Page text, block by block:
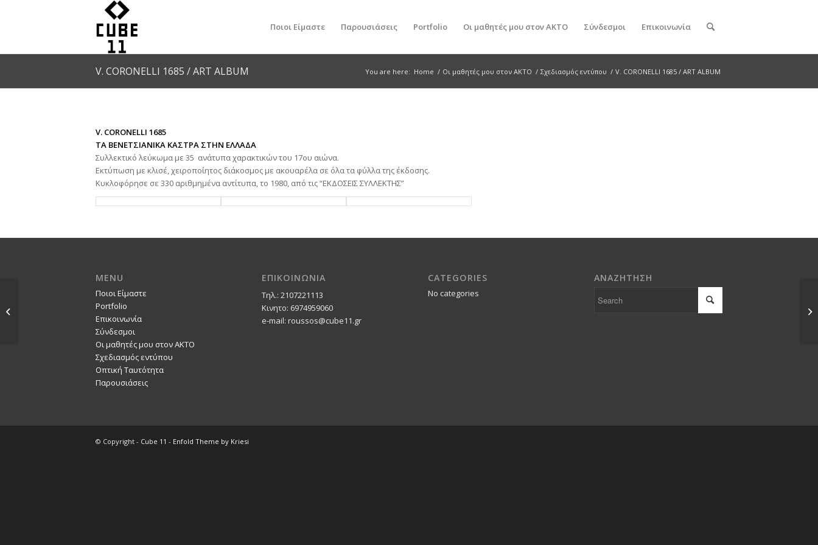
Ποιοι Είμαστε Παρουσιάσεις Portfolio Οι μαθητές μου στον ΑΚΤΟ Σύνδεσμοι Επικοινωνία
V. CORONELLI 1685 / ART ALBUM You are here: Home / Οι μαθητές μου στον ΑΚΤΟ / Σχεδιασμός εντύπου / V. CORONELLI 1685 / ART ALBUM
V. CORONELLI 1685
ΤΑ ΒΕΝΕΤΣΙΑΝΙΚΑ ΚΑΣΤΡΑ ΣΤΗΝ ΕΛΛΑΔΑ
Συλλεκτικό λεύκωμα με 35 ανάτυπα χαρακτικών του 17ου αιώνα.
Εκτύπωση με κλισέ, χειροποίητος διάκοσμος με ακουαρέλα σε όλα τα φύλλα της έκδοσης.
Κυκλοφόρησε σε 330 αριθμημένα αντίτυπα, το 1980, από τις “ΕΚΔΟΣΕΙΣ ΣΥΛΛΕΚΤΗΣ”
MENU
Ποιοι Είμαστε
Portfolio
Επικοινωνία
Σύνδεσμοι
Οι μαθητές μου στον ΑΚΤΟ
Σχεδιασμός εντύπου
Οπτική Ταυτότητα
Παρουσιάσεις
ΕΠΙΚΟΙΝΩΝΙΑ
Τηλ.: 2107221113
Κινητο: 6974959060
e-mail: roussos@cube11.gr
CATEGORIES
No categories
ΑΝΑΖΗΤΗΣΗ
© Copyright - Cube 11 - Enfold Theme by Kriesi